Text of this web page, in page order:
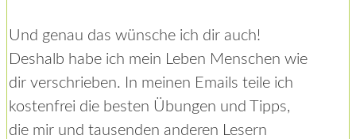
Und genau das wünsche ich dir auch!
Deshalb habe ich mein Leben Menschen wie
dir verschrieben. In meinen Emails teile ich
kostenfrei die besten Übungen und Tipps,
die mir und tausenden anderen Lesern